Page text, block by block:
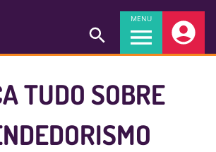
MENU
TUDO SOBRE